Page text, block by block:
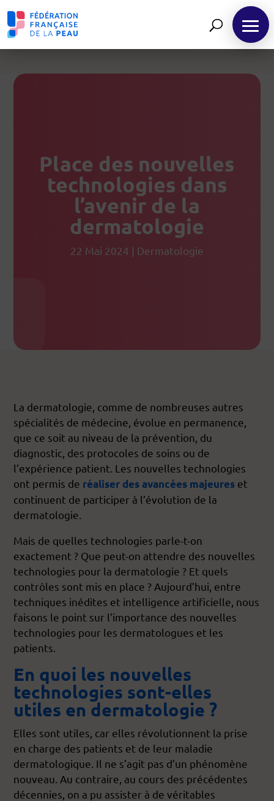
Place des nouvelles
technologies dans
l’avenir de la
dermatologie
22 Mai 2024 | Dermatologie
La dermatologie, comme de nombreuses autres
spécialités de médecine, évolue en permanence,
que ce soit au niveau de la prévention, du
diagnostic, des protocoles de soins ou de
l’expérience patient. Les nouvelles technologies
ont permis de réaliser des avancées majeures et
continuent de participer à l’évolution de la
dermatologie.
Mais de quelles technologies parle-t-on
exactement ? Que peut-on attendre des nouvelles
technologies pour la dermatologie ? Et quels
contrôles sont mis en place ? Aujourd’hui, entre
techniques inédites et intelligence artificielle, nous
faisons le point sur l’importance des nouvelles
technologies pour les dermatologues et les
patients.
En quoi les nouvelles
technologies sont-elles
utiles en dermatologie ?
Elles sont utiles, car elles révolutionnent la prise
en charge des patients et de leur maladie
dermatologique. Il ne s’agit pas d’un phénomène
nouveau. Au contraire, au cours des précédentes
décennies, on a pu assister à de véritables
FR